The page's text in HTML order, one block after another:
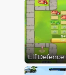
Elf Defence